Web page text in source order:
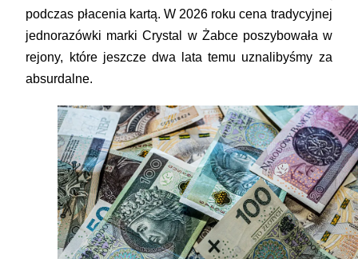
podczas płacenia kartą. W 2026 roku cena tradycyjnej
jednorazówki marki Crystal w Żabce poszybowała w
rejony, które jeszcze dwa lata temu uznalibyśmy za
absurdalne.